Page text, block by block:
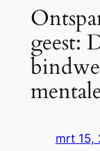
geest:
mrt 15,